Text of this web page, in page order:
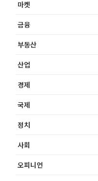
마켓
금융
부동산
산업
경제
국제
정치
사회
오피니언